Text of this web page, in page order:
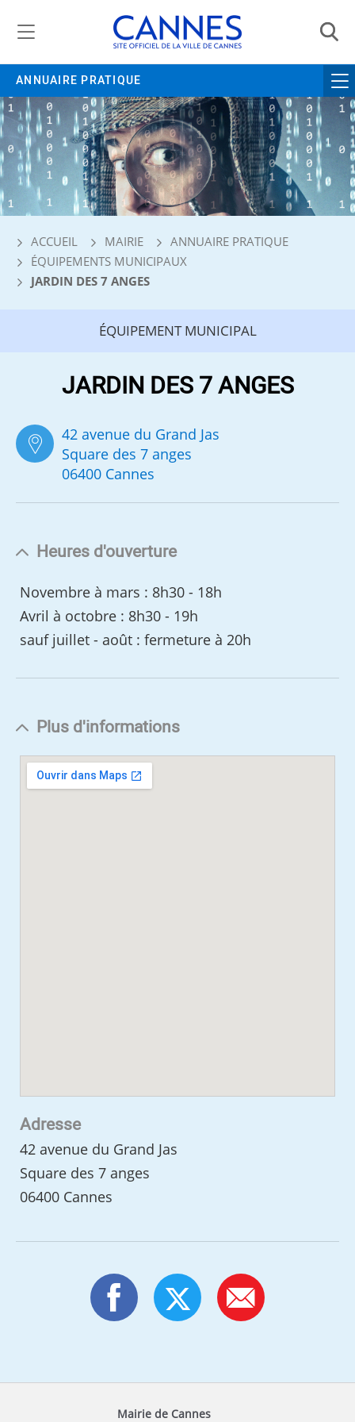
ANNUAIRE PRATIQUE
ACCUEIL MAIRIE
ANNUAIRE PRATIQUE
ÉQUIPEMENTS MUNICIPAUX
JARDIN DES 7 ANGES
ÉQUIPEMENT MUNICIPAL
JARDIN DES 7 ANGES
42 avenue du Grand Jas
Square des 7 anges
06400 Cannes
Heures d'ouverture
Novembre à mars : 8h30 - 18h
Avril à octobre : 8h30 - 19h
sauf juillet - août : fermeture à 20h
Plus d'informations
Adresse
42 avenue du Grand Jas
Square des 7 anges
06400 Cannes
Mairie de Cannes